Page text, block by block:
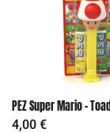
PEZ Super Mario – Toad
4,00 €